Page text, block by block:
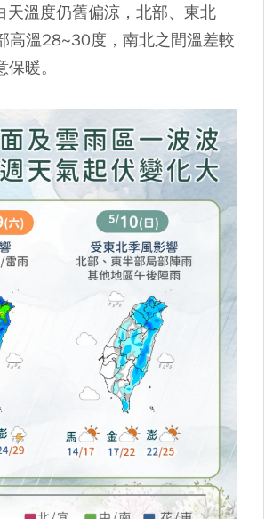
溫度仍舊偏涼，北部、東北
高溫28~30度，南北之間溫差較
暖。